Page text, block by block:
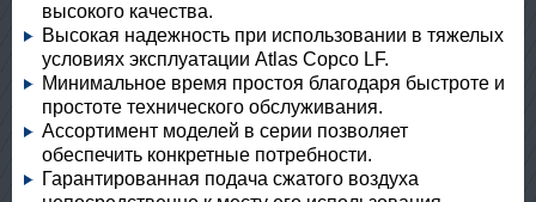
высокого качества.
Высокая надежность при использовании в тяжелых
условиях эксплуатации Atlas Copco LF.
Минимальное время простоя благодаря быстроте и
простоте технического обслуживания.
Ассортимент моделей в серии позволяет
обеспечить конкретные потребности.
Гарантированная подача сжатого воздуха